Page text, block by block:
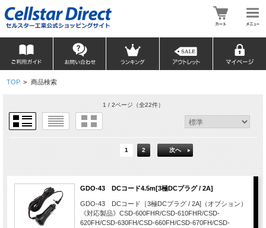
TOP > 商品検索
1 / 2ページ（全22件）
1 2 次へ
GDO-43 DCコード4.5m[3極DCプラグ / 2A]
GDO-43 DCコード［3極DCプラグ / 2A]（オプション）
《対応製品》CSD-600FHR/CSD-610FHR/CSD-
620FH/CSD-630FH/CSD-660FH/CSD-670FH/CSD-